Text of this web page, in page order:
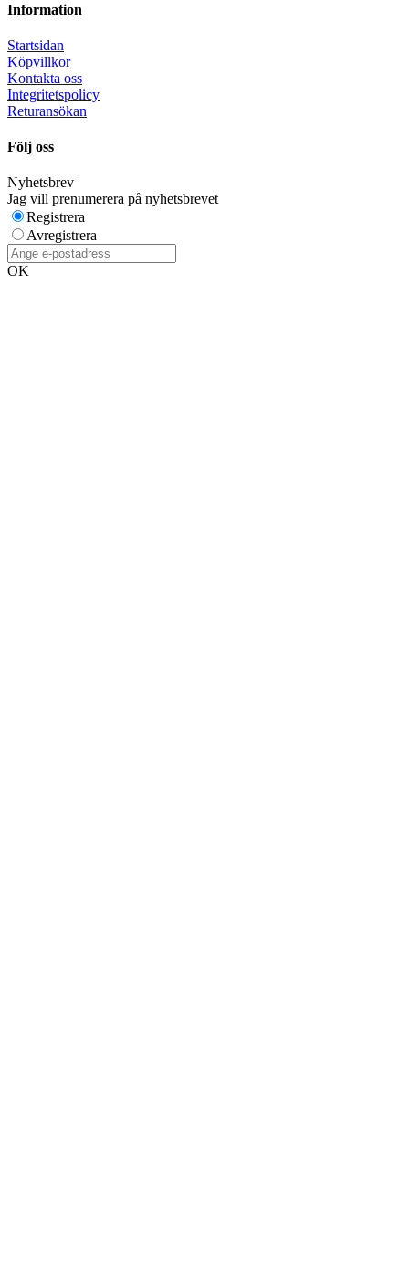
Information
Startsidan
Köpvillkor
Kontakta oss
Integritetspolicy
Returansökan
Följ oss
Nyhetsbrev
Jag vill prenumerera på nyhetsbrevet
Registrera
Avregistrera
OK